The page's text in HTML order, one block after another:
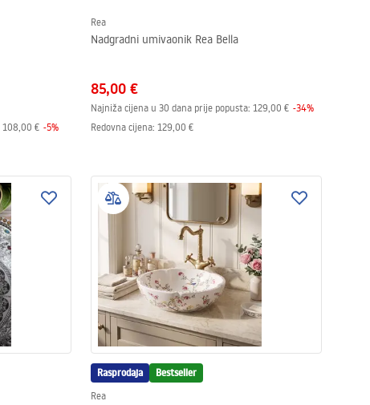
108,00 € -5%
Rea
Nadgradni umivaonik Rea Bella
85,00 €
Najniža cijena u 30 dana prije popusta: 129,00 € -34%
Redovna cijena: 129,00 €
Rasprodaja Bestseller
Rea